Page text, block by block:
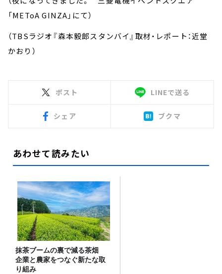
「METoA GINZA」にて）
（TBSラジオ『森本毅郎スタンバイ』取材・レポート：近堂
かおり）
ポスト LINEで送る
シェア ブクマ
あわせて読みたい
抹茶ブームの裏で減る茶畑
企業と農家をつなぐ新たな取
り組み